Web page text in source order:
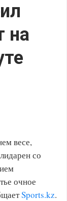
на
весе,
со
очное
Sports.kz.